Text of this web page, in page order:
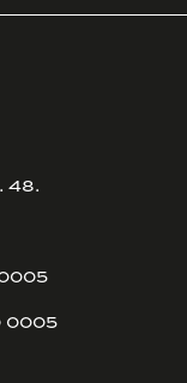
48.
0005